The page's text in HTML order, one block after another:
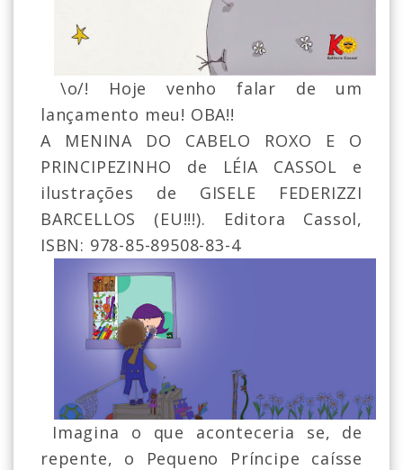
\o/! Hoje venho falar de um
lançamento meu! OBA!!
A MENINA DO CABELO ROXO E O
PRINCIPEZINHO de LÉIA CASSOL e
ilustrações de GISELE FEDERIZZI
BARCELLOS (EU!!!). Editora Cassol,
ISBN: 978-85-89508-83-4
Imagina o que aconteceria se, de
repente, o Pequeno Príncipe caísse